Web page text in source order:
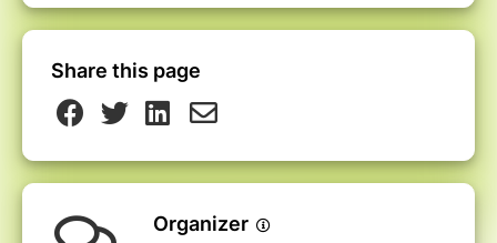
Share this page
Organizer